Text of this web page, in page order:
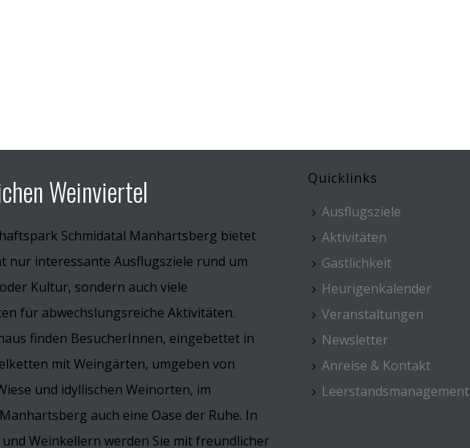
Weinviertel
Schmidatal Manhartsberg bietet
nur interessante Ausflugsziele rund um
Kultur, sondern auch viele
für abwechslungsreiche Aktivitäten.
finden BesucherInnen, eingebettet in
mit Weingärten, umgeben von
und idyllischen Weinorten, im
auch eine Oase der Ruhe. In
Weinkellern werden Sie mit freundlicher
Quicklinks
Ausflugsziele
Aktivitäten
Gastlichkeit
Heurigenkalender
Veranstaltungen
Newsletter
Anreise & Kontakt
Leerstandsmanagement